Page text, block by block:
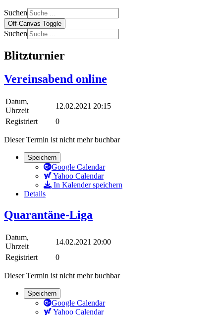
Suchen
Off-Canvas Toggle
Suchen
Blitzturnier
Vereinsabend online
Datum,
Uhrzeit
12.02.2021 20:15
Registriert
0
Dieser Termin ist nicht mehr buchbar
Speichern
Google Calendar
Yahoo Calendar
In Kalender speichern
Details
Quarantäne-Liga
Datum,
Uhrzeit
14.02.2021 20:00
Registriert
0
Dieser Termin ist nicht mehr buchbar
Speichern
Google Calendar
Yahoo Calendar